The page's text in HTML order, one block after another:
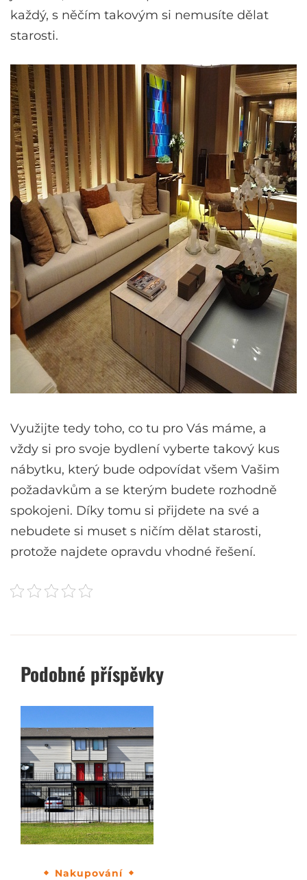
každý, s něčím takovým si nemusíte dělat
starosti.
Využijte tedy toho, co tu pro Vás máme, a
vždy si pro svoje bydlení vyberte takový kus
nábytku, který bude odpovídat všem Vašim
požadavkům a se kterým budete rozhodně
spokojeni. Díky tomu si přijdete na své a
nebudete si muset s ničím dělat starosti,
protože najdete opravdu vhodné řešení.
Podobné příspěvky
Nakupování